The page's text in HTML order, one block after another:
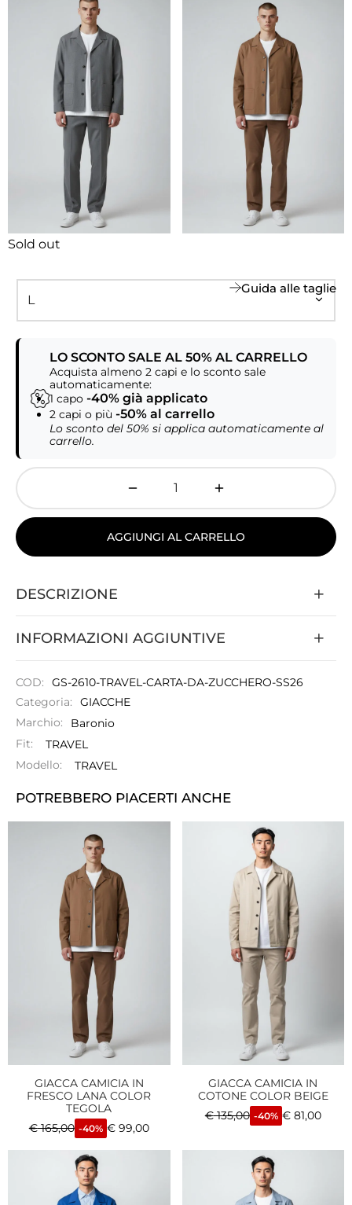
Sold out
Guida alle taglie
LO SCONTO SALE AL 50% AL CARRELLO
Acquista almeno 2 capi e lo sconto sale
automaticamente:
1 capo -40% già applicato
2 capi o più -50% al carrello
Lo sconto del 50% si applica automaticamente al
carrello.
AGGIUNGI AL CARRELLO
DESCRIZIONE
INFORMAZIONI AGGIUNTIVE
Fit:
TRAVEL
Modello:
TRAVEL
COD:
GS-2610-TRAVEL-CARTA-DA-ZUCCHERO-SS26
Categoria:
GIACCHE
Marchio:
Baronio
POTREBBERO PIACERTI ANCHE
GIACCA CAMICIA IN
FRESCO LANA COLOR
TEGOLA
€165,00 -40% €99,00
GIACCA CAMICIA IN
COTONE COLOR BEIGE
€135,00 -40% €81,00